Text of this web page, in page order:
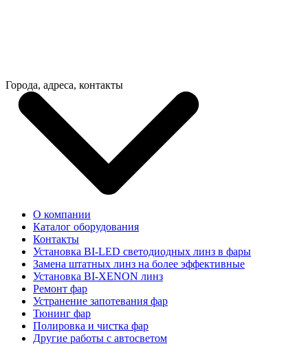
Города, адреса, контакты
О компании
Каталог оборудования
Контакты
Установка BI-LED светодиодных линз в фары
Замена штатных линз на более эффективные
Установка BI-XENON линз
Ремонт фар
Устранение запотевания фар
Тюнинг фар
Полировка и чистка фар
Другие работы с автосветом